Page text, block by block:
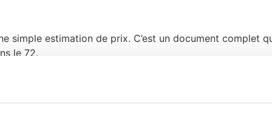
simple estimation de prix. C’est un document complet
le 72.
de la performance énergétique actuelle de votre